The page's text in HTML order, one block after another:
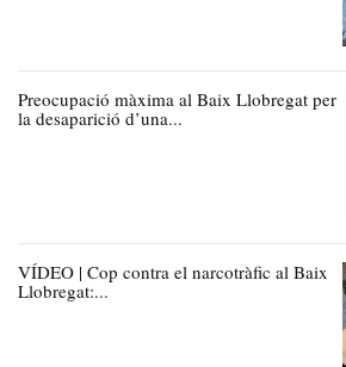
Preocupació màxima al Baix Llobregat per
la desaparició d’una...
VÍDEO | Cop contra el narcotràfic al Baix
Llobregat:...